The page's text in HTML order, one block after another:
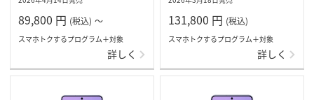
89,800 円 (税込) ～
スマホトクするプログラム＋対象
詳しく
131,800 円 (税込)
スマホトクするプログラム＋対象
詳しく